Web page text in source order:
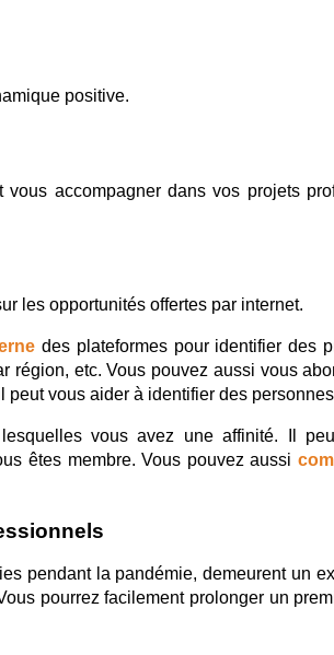
positive.
accompagner dans vos projets
les opportunités offertes par internet.
des plateformes pour identifier des
etc. Vous pouvez aussi vous
vous aider à identifier des
vous avez une affinité. Il
êtes membre. Vous pouvez aussi
pendant la pandémie, demeurent un
pourrez facilement prolonger un